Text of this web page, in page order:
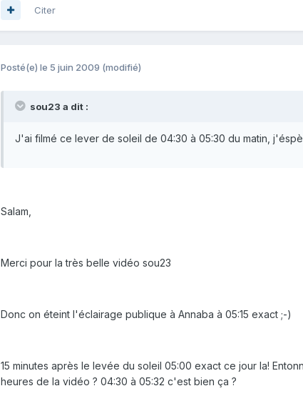
Citer
Posté(e) le 5 juin 2009 (modifié)
sou23 a dit :
J'ai filmé ce lever de soleil de 04:30 à 05:30 du matin,
Salam,
Merci pour la très belle vidéo sou23
Donc on éteint l'éclairage publique à Annaba à 05:15 exact ;-)
15 minutes après le levée du soleil 05:00 exact ce jour la!
heures de la vidéo ? 04:30 à 05:32 c'est bien ça ?